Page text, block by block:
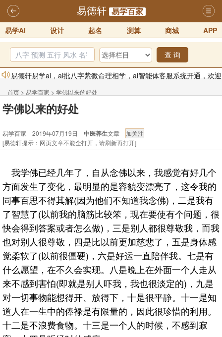
易德轩 易学百家
易学AI 设计 起名 测算 商城 APP
查 询
易德轩易学ai，ai批八字紫微命理相学，ai智能体客服系统开通，欢迎
体验！！
2025-07-01
易德轩网重构及升能完成，欢迎大家来体验新程序及感觉！！
2026年化太岁锦囊属马、鼠、牛、龙、兔、狗、鸡生肖化太岁开始预
订！！
2025-10-01
易德轩首席风水大师铁笔居士简介！！
2021-9-2
易德轩通告：本网站易德轩商标及LOGO注册声明
2021-9-7
首页 > 易学百家 > 学佛以来的好处
学佛以来的好处
易学百家 2019年07月19日 中医养生文章
[易德轩提示：网页文章不能全打开，请刷新再打开]
我学佛已经几年了，自从念佛以来，我感觉有好几个
方面发生了变化，最明显的是容貌变漂亮了，这令我的
同事百思不得其解(因为他们不知道我念佛)，二是我有
了智慧了(以前我的脑筋比较笨，现在要使有个问题，很
快会得到答案或者怎么做)，三是别人都很尊敬我，而我
也对别人很尊敬，四是比以前更加慈悲了，五是身体感
觉柔软了(以前很僵硬)，六是好运一直陪伴我。七是有
什么愿望，在不久会实现。八是晚上在外面一个人走从
来不感到害怕(即就是别人吓我，我也很淡定的)，九是
对一切事物能想得开、放得下，十是很平静。十一是知
道人在一生中的俸禄是有限量的，因此很珍惜的利用。
十二是不浪费食物。十三是一个人的时候，不感到寂